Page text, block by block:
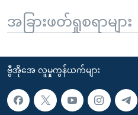
အခြားဖတ်ရှုစရာများ
ဗွီအိုအေ လူမှုကွန်ယက်များ